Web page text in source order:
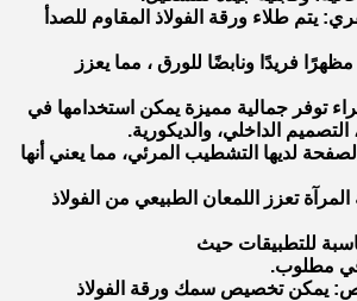
يتم طلاء ورقة الفولاذ المقاوم للصدأ
فريدًا ونابضًا للورق ، مما يعزز
توفر جمالية مميزة يمكن استخدامها في
التصميم الداخلي، والديكورية.
لديها التشطيب المرئي، مما يعني أنها
المرآة تعزز اللمعان الطبيعي من الفولاذ
للتطبيقات حيث
مطلوب.
يمكن تخصيص سمك ورقة الفولاذ